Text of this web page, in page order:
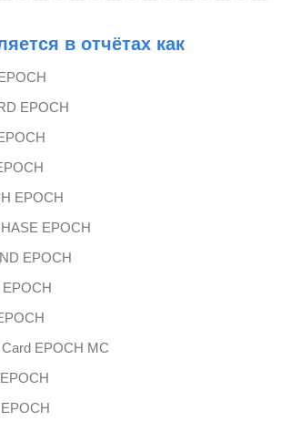
в отчётах как
EPOCH
EPOCH
EPOCH
EPOCH
EPOCH MC